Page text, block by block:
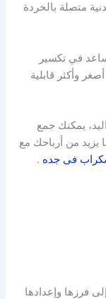
متصلة بالخردة
في تكسير
وأكثر قابلية
يمكنك جمع
يزيد من أرباحك مع
فى جده .
فرزها وإعدادها